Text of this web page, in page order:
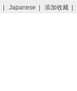
Japanese 添加收藏